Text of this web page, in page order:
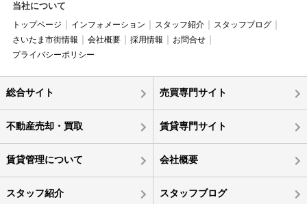
当社について
トップページ インフォメーション スタッフ紹介
スタッフブログ
さいたま市街情報
会社概要 採用情報
お問合せ
プライバシーポリシー
総合サイト 売買専門サイト
不動産売却・買取 賃貸専門サイト
賃貸管理について 会社概要
スタッフ紹介 スタッフブログ